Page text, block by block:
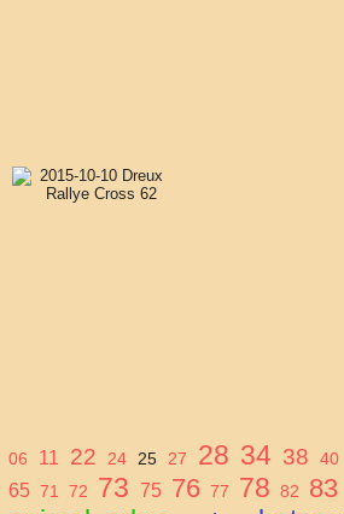
06 11 22 24 25 27 28 34 38 40
65 71 72 73 75 76 77 78 82 83